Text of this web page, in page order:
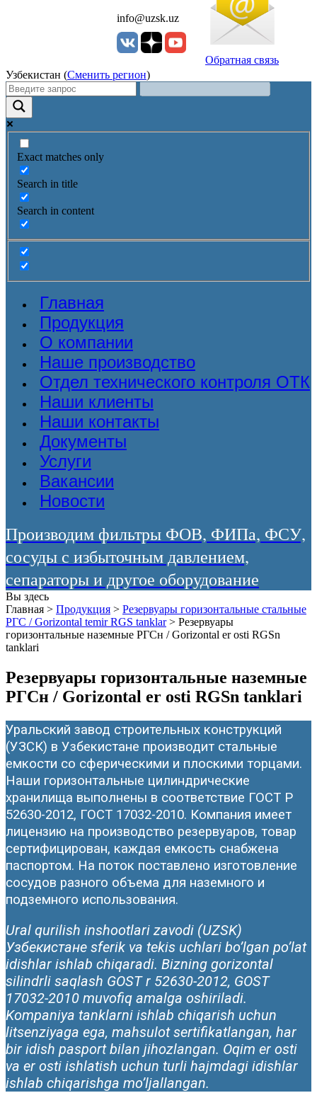
info@uzsk.uz
Обратная связь
Узбекистан (Сменить регион)
Exact matches only
Search in title
Search in content
Главная
Продукция
О компании
Наше производство
Отдел технического контроля ОТК
Наши клиенты
Наши контакты
Документы
Услуги
Вакансии
Новости
Производим фильтры ФОВ, ФИПа, ФСУ,
сосуды с избыточным давлением,
сепараторы и другое оборудование
Вы здесь
Главная > Продукция > Резервуары горизонтальные стальные
РГС / Gorizontal temir RGS tanklar > Резервуары
горизонтальные наземные РГСн / Gorizontal er osti RGSn
tanklari
Резервуары горизонтальные наземные
РГСн / Gorizontal er osti RGSn tanklari
Уральский завод строительных конструкций
(УЗСК) в Узбекистане производит стальные
емкости со сферическими и плоскими торцами.
Наши горизонтальные цилиндрические
хранилища выполнены в соответствие ГОСТ Р
52630-2012, ГОСТ 17032-2010. Компания имеет
лицензию на производство резервуаров, товар
сертифицирован, каждая емкость снабжена
паспортом. На поток поставлено изготовление
сосудов разного объема для наземного и
подземного использования.
Ural qurilish inshootlari zavodi (UZSK)
Узбекистане sferik va tekis uchlari bo’lgan po’lat
idishlar ishlab chiqaradi. Bizning gorizontal
silindrli saqlash GOST r 52630-2012, GOST
17032-2010 muvofiq amalga oshiriladi.
Kompaniya tanklarni ishlab chiqarish uchun
litsenziyaga ega, mahsulot sertifikatlangan, har
bir idish pasport bilan jihozlangan. Oqim er osti
va er osti ishlatish uchun turli hajmdagi idishlar
ishlab chiqarishga mo’ljallangan.